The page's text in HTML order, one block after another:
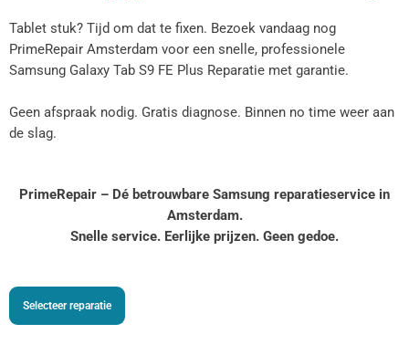
Tablet stuk? Tijd om dat te fixen. Bezoek vandaag nog
PrimeRepair Amsterdam voor een snelle, professionele
Samsung Galaxy Tab S9 FE Plus Reparatie​​​​ met garantie.
Geen afspraak nodig. Gratis diagnose. Binnen no time weer aan
de slag.
PrimeRepair – Dé betrouwbare Samsung reparatieservice in
Amsterdam.
Snelle service. Eerlijke prijzen. Geen gedoe.
Selecteer reparatie